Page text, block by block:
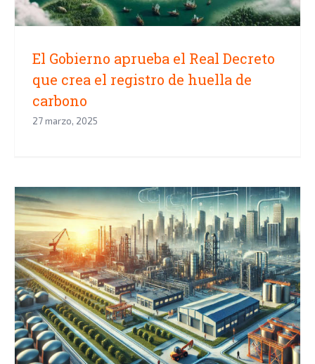
El Gobierno aprueba el Real Decreto
que crea el registro de huella de
carbono
27 marzo, 2025
Nuevas Ayudas del SPRI para la
Industria 2025: Descarbonización,
Economía Circular y Más